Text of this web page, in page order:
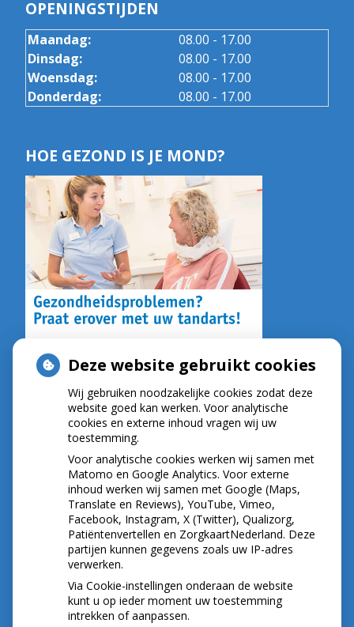
OPENINGSTIJDEN
Maandag:
08.00 - 17.00
Dinsdag:
08.00 - 17.00
Woensdag:
08.00 - 17.00
Donderdag:
08.00 - 17.00
HOE GEZOND IS JE MOND?
NIEUWS
Let op: valse Infomedics-mails over
openstaande rekening
Tanden bleken? Laat het veilig doen!
Gezond tandvlees: de basis voor een gezonde
mond
Naar de tandarts in het buitenland? Wees op je
hoede!
(Mond)zorgkosten gemaakt in 2025? Check of
die aftrekbaar zijn
Deze website gebruikt cookies
Wij gebruiken noodzakelijke cookies zodat deze
website goed kan werken. Voor analytische
cookies en externe inhoud vragen wij uw
toestemming.
Voor analytische cookies werken wij samen met
Matomo en Google Analytics. Voor externe
inhoud werken wij samen met Google (Maps,
Translate en Reviews), YouTube, Vimeo,
Facebook, Instagram, X (Twitter), Qualizorg,
Patiëntenvertellen en ZorgkaartNederland. Deze
partijen kunnen gegevens zoals uw IP-adres
verwerken.
Via Cookie-instellingen onderaan de website
kunt u op ieder moment uw toestemming
intrekken of aanpassen.